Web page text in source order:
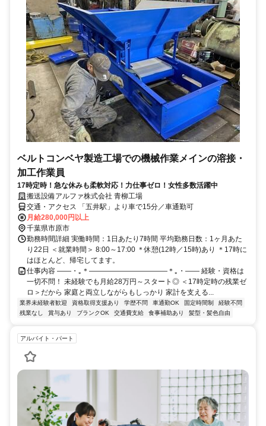
ベルトコンベヤ製造工場での機械作業メインの溶接・
加工作業員
17時定時！急な休みも柔軟対応！力仕事ゼロ！女性多数活躍中
搬送設備アルファ株式会社 青柳工場
交通・アクセス 「五井駅」より車で15分／車通勤可
月給280,000円以上
千葉県市原市
勤務時間詳細 実働時間：1日あたり7時間 平均勤務日数：1ヶ月あた
り22日 ＜就業時間＞ 8:00～17:00 ＊休憩(12時／15時)あり ＊17時に
はほとんど、帰宅してます。
仕事内容 ――・｡＊―――――――――――＊｡・―― 経験・資格は
一切不問！ 未経験でも月給28万円～スタート◎ ＜17時定時の残業ゼ
ロ＞だから 家庭と両立しながらもしっかり 家計を支える...
業界未経験者歓迎 資格取得支援あり 学歴不問 車通勤OK 固定時間制
経験不問
残業なし
賞与あり ブランクOK 交通費支給 食事補助あり 髪型・髪色自由
アルバイト・パート